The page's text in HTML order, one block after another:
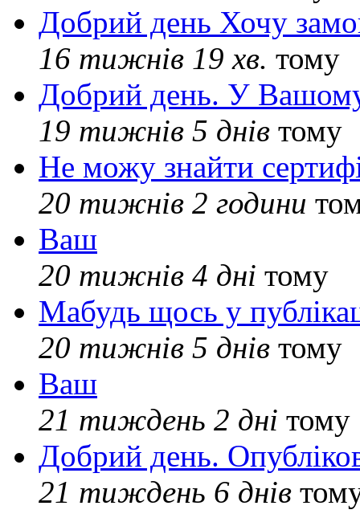
Добрий день Хочу
16 тижнів 19 хв. тому
Добрий день. У Вашому
19 тижнів 5 днів тому
Не можу знайти
20 тижнів 2 години
Ваш
20 тижнів 4 дні тому
Мабудь щось у
20 тижнів 5 днів тому
Ваш
21 тиждень 2 дні тому
Добрий день.
21 тиждень 6 днів